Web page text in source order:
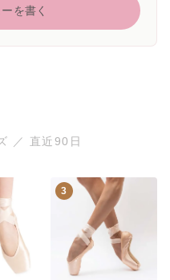
を書く
／ 直近90日
3